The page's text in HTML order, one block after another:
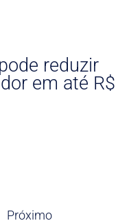
reduzir
em até R$
Próximo